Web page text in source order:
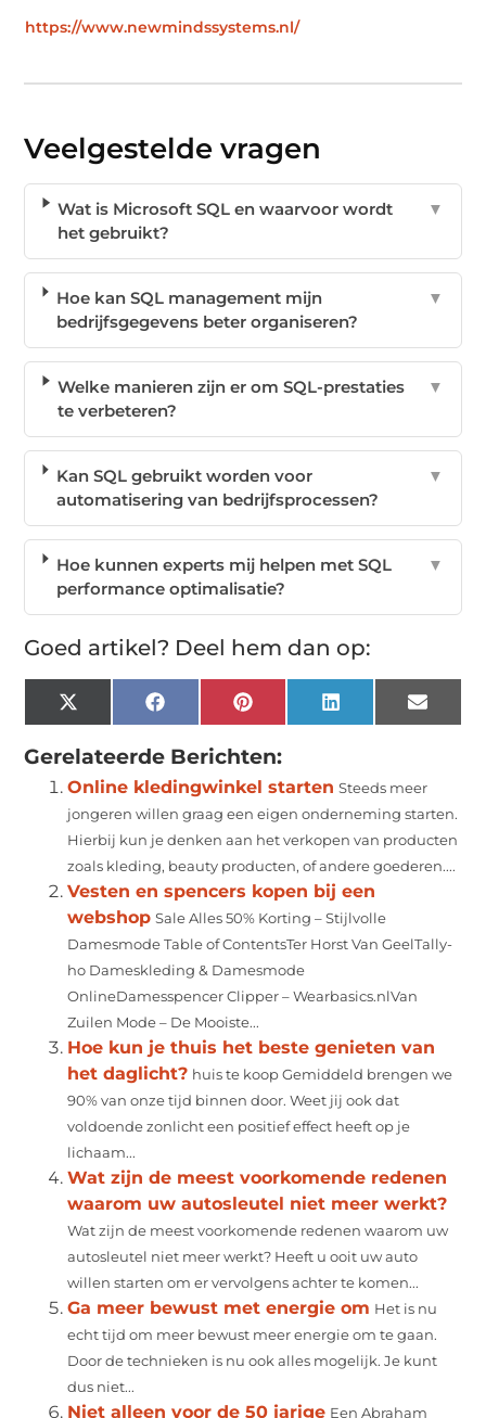
https://www.newmindssystems.nl/
Veelgestelde vragen
Wat is Microsoft SQL en waarvoor wordt
het gebruikt?
▼
Hoe kan SQL management mijn
bedrijfsgegevens beter organiseren?
▼
Welke manieren zijn er om SQL-prestaties
te verbeteren?
▼
Kan SQL gebruikt worden voor
automatisering van bedrijfsprocessen?
▼
Hoe kunnen experts mij helpen met SQL
performance optimalisatie?
▼
Goed artikel? Deel hem dan op:
X
(Twitter)
Facebook Pinterest LinkedIn Email
Gerelateerde Berichten:
Online kledingwinkel starten Steeds meer
jongeren willen graag een eigen onderneming starten.
Hierbij kun je denken aan het verkopen van producten
zoals kleding, beauty producten, of andere goederen....
Vesten en spencers kopen bij een
webshop Sale Alles 50% Korting – Stijlvolle
Damesmode Table of ContentsTer Horst Van GeelTally-
ho Dameskleding & Damesmode
OnlineDamesspencer Clipper – Wearbasics.nlVan
Zuilen Mode – De Mooiste...
Hoe kun je thuis het beste genieten van
het daglicht? huis te koop Gemiddeld brengen we
90% van onze tijd binnen door. Weet jij ook dat
voldoende zonlicht een positief effect heeft op je
lichaam...
Wat zijn de meest voorkomende redenen
waarom uw autosleutel niet meer werkt?
Wat zijn de meest voorkomende redenen waarom uw
autosleutel niet meer werkt? Heeft u ooit uw auto
willen starten om er vervolgens achter te komen...
Ga meer bewust met energie om Het is nu
echt tijd om meer bewust meer energie om te gaan.
Door de technieken is nu ook alles mogelijk. Je kunt
dus niet...
Niet alleen voor de 50 jarige Een Abraham